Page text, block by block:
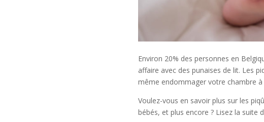
Environ 20% des personnes en
affaire avec des punaises de lit. Les
même endommager votre chambre à
Voulez-vous en savoir plus sur les
bébés, et plus encore ? Lisez la suite